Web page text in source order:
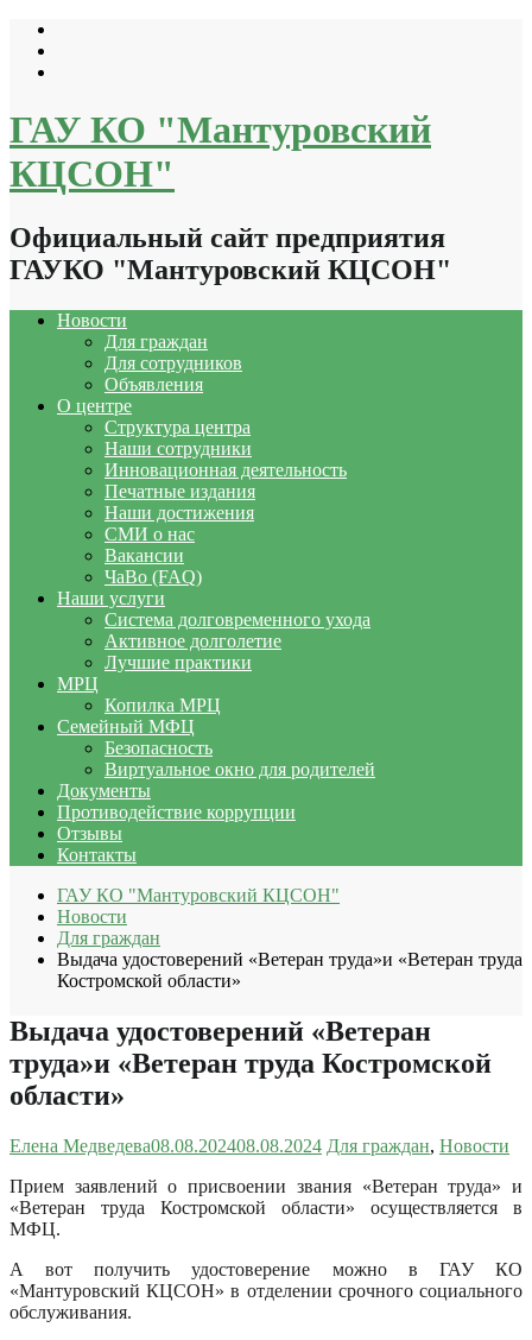
Перейти
содержимому
ГАУ КО "Мантуровский
КЦСОН"
Официальный сайт предприятия
ГАУКО "Мантуровский КЦСОН"
Новости
Для граждан
Для сотрудников
Объявления
О центре
Структура центра
Наши сотрудники
Инновационная деятельность
Печатные издания
Наши достижения
СМИ о нас
Вакансии
ЧаВо (FAQ)
Наши услуги
Система долговременного ухода
Активное долголетие
Лучшие практики
МРЦ
Копилка МРЦ
Семейный МФЦ
Безопасность
Виртуальное окно для родителей
Документы
Противодействие коррупции
Отзывы
Контакты
ГАУ КО "Мантуровский КЦСОН"
Новости
Для граждан
Выдача удостоверений «Ветеран труда»и «Ветеран труда
Костромской области»
Выдача удостоверений «Ветеран
труда»и «Ветеран труда Костромской
области»
Елена Медведева08.08.202408.08.2024 Для граждан, Новости
Прием заявлений о присвоении звания «Ветеран труда» и
«Ветеран труда Костромской области» осуществляется в
МФЦ.
А вот получить удостоверение можно в ГАУ КО
«Мантуровский КЦСОН» в отделении срочного социального
обслуживания.